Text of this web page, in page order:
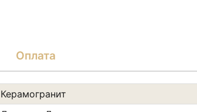
Оплата
Керамогранит